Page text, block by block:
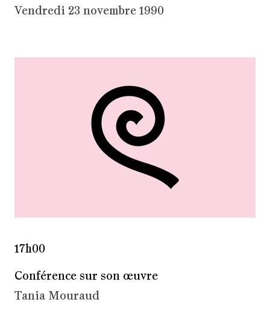
Vendredi 23 novembre 1990
Conférence sur son œuvre
Tania Mouraud
17h00